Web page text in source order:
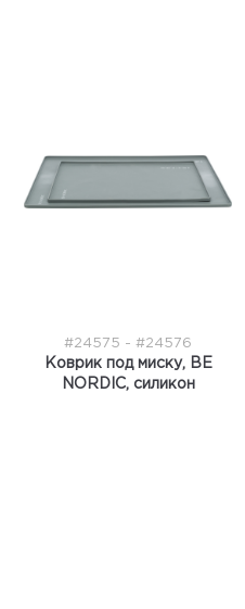
#24575 - #24576
Коврик под миску, BE
NORDIC, силикон